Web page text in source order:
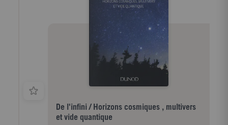
du deuxième chakra. Les postures principales sont
visibles à l'intérieur de la jaquette.
De l'infini / Horizons cosmiques , multivers
et vide quantique